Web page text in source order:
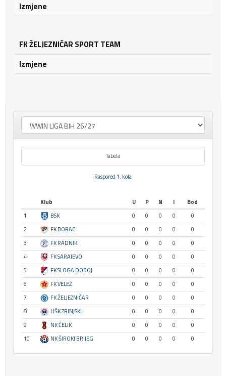
Izmjene
FK ŽELJEZNIČAR SPORT TEAM
Izmjene
Tabela
Raspored 1. kola
Klub U P N I
Bod
1
BSK 0 0 0 0
0
2
FK BORAC 0 0 0 0
0
3
FK RADNIK 0 0 0 0
0
4
FK SARAJEVO 0 0 0 0
0
5
FK SLOGA DOBOJ 0 0 0 0
0
6
FK VELEŽ 0 0 0 0
0
7
FK ŽELJEZNIČAR 0 0 0 0
0
8
HŠK ZRINJSKI 0 0 0 0
0
9
NK ČELIK 0 0 0 0
0
10
NK ŠIROKI BRIJEG 0 0 0 0 0